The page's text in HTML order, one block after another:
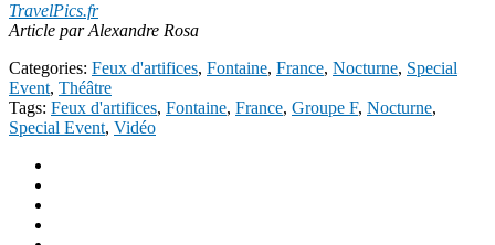
TravelPics.fr
Article par Alexandre Rosa
Categories: Feux d'artifices, Fontaine, France, Nocturne, Special
Event, Théâtre
Tags: Feux d'artifices, Fontaine, France, Groupe F, Nocturne,
Special Event, Vidéo